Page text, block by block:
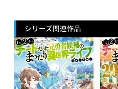
シリーズ関連作品